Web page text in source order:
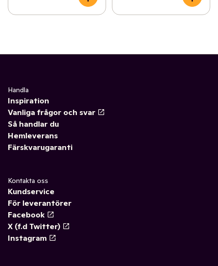
Handla
Inspiration
Vanliga frågor och svar
Så handlar du
Hemleverans
Färskvarugaranti
Kontakta oss
Kundservice
För leverantörer
Facebook
X (f.d Twitter)
Instagram